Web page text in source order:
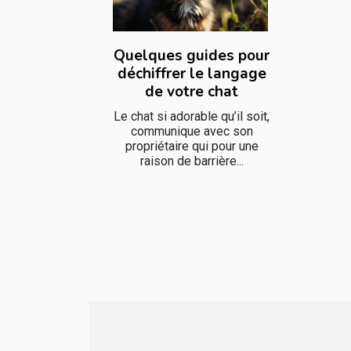
Quelques guides pour
déchiffrer le langage
de votre chat
Le chat si adorable qu’il soit,
communique avec son
propriétaire qui pour une
raison de barrière...